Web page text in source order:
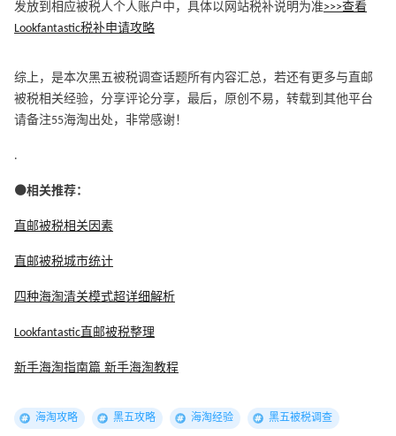
发放到相应被税人个人账户中，具体以网站税补说明为准>>>查看
Lookfantastic税补申请攻略
综上，是本次黑五被税调查话题所有内容汇总，若还有更多与直邮
被税相关经验，分享评论分享，最后，原创不易，转载到其他平台
请备注55海淘出处，非常感谢！
.
⚫相关推荐：
直邮被税相关因素
直邮被税城市统计
四种海淘清关模式超详细解析
Lookfantastic直邮被税整理
新手海淘指南篇 新手海淘教程
海淘攻略 黑五攻略 海淘经验 黑五被税调查